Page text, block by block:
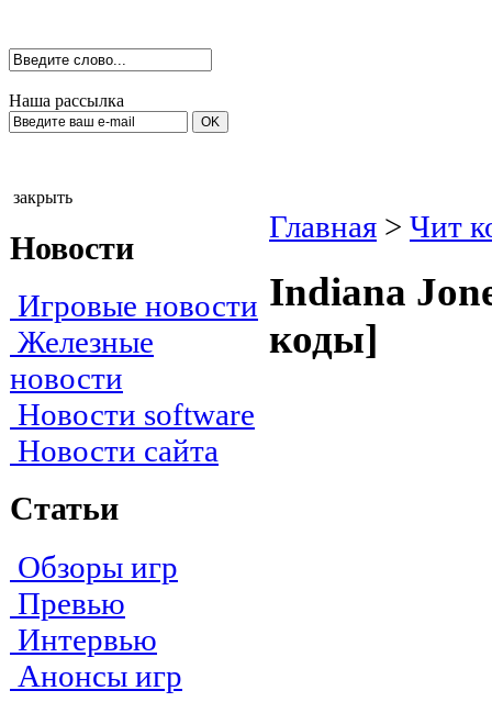
Наша рассылка
закрыть
Новости
Игровые новости
Железные
новости
Новости software
Новости сайта
Статьи
Обзоры игр
Превью
Интервью
Анонсы игр
Главная > Чит
Indiаnа
коды]